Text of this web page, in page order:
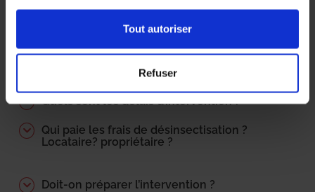
Tout autoriser
Refuser
prévenir une infestation ?
Quels sont les délais d’intervention ?
Qui paie les frais de désinsectisation ?
Locataire? propriétaire ?
Doit-on préparer l’intervention ?